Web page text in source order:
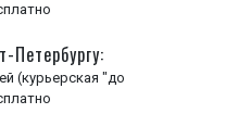
Петербургу:
(курьерская "до